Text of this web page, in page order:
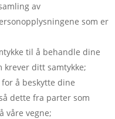
av
som er
til å behandle dine
ditt samtykke;
å beskytte dine
dette fra parter som
våre vegne;